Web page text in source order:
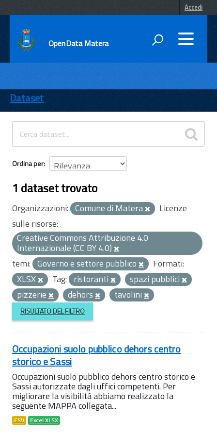
Accedi
OpenData Matera
ENTI
TEMI
INFORMAZIONI
Dataset
Ordina per
1 dataset trovato
Organizzazioni: Comune di Matera
Licenze
sulle risorse:
Creative Commons Attribuzione 4.0
Internazionale (CC BY 4.0)
temi: Governo e settore pubblico
Formati:
XLSX
Tag: ristoranti
spazi pubblici
pizzerie
dehors tavolini
RISULTATO DEL FILTRO
Occupazioni suolo pubblico dehors centro
storico e Sassi
Occupazioni suolo pubblico dehors centro storico e
Sassi autorizzate dagli uffici competenti. Per
migliorare la visibilità abbiamo realizzato la
seguente MAPPA collegata...
CSV Excel XLSX